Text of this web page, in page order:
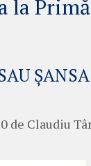
la
ȘANSA
de Claudiu